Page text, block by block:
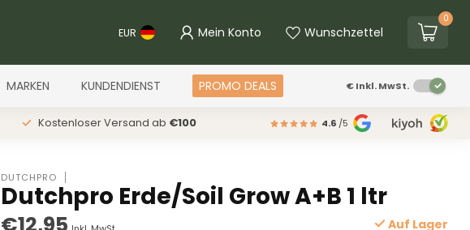
EUR Mein Konto Wunschzettel
0
MARKEN KUNDENDIENST PROMO DEALS €Inkl. MwSt.
Kostenloser Versand ab €100 4.6 /5
DUTCHPRO
Dutchpro Erde/Soil Grow A+B 1 ltr
Auf Lager